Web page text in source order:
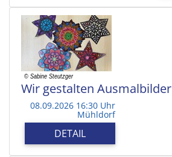
Wir gestalten Ausmalbilder
08.09.2026 16:30 Uhr
Mühldorf
DETAIL